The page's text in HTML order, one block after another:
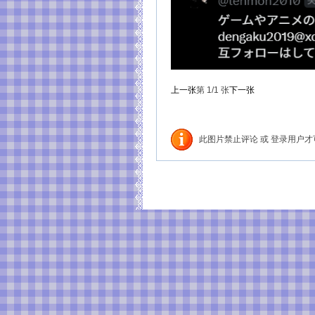
上一张第 1/1 张下一张
此图片禁止评论 或 登录用户才